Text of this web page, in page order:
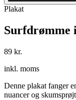
Plakat
Surfdrømme
89 kr.
inkl. moms
Denne plakat fanger
nuancer og